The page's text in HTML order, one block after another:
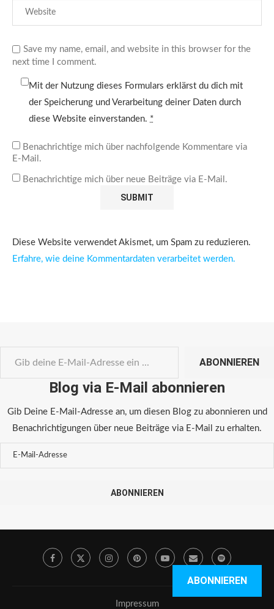
Save my name, email, and website in this browser for the
next time I comment.
Mit der Nutzung dieses Formulars erklärst du dich mit
der Speicherung und Verarbeitung deiner Daten durch
diese Website einverstanden. *
Benachrichtige mich über nachfolgende Kommentare via
E-Mail.
Benachrichtige mich über neue Beiträge via E-Mail.
Diese Website verwendet Akismet, um Spam zu reduzieren.
Erfahre, wie deine Kommentardaten verarbeitet werden.
ABONNIEREN
Blog via E-Mail abonnieren
Gib Deine E-Mail-Adresse an, um diesen Blog zu abonnieren und
Benachrichtigungen über neue Beiträge via E-Mail zu erhalten.
ABONNIEREN
Impressum
ABONNIEREN